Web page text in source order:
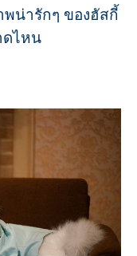
พน่ารักๆ ของฮัสกี้
ดไหน